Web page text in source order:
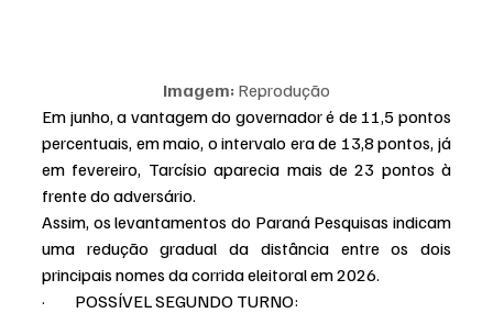
Imagem: Reprodução
Em junho, a vantagem do governador é de 11,5 pontos
percentuais, em maio, o intervalo era de 13,8 pontos, já
em fevereiro, Tarcísio aparecia mais de 23 pontos à
frente do adversário.
Assim, os levantamentos do Paraná Pesquisas indicam
uma redução gradual da distância entre os dois
principais nomes da corrida eleitoral em 2026.
·         POSSÍVEL SEGUNDO TURNO: